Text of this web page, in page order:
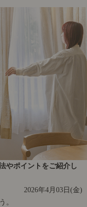
やポイントをご紹介し
2026年4月03日(金)
。